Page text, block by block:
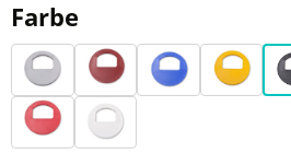
Farbe
Silber Dunkelrot
Blau Gelb
Rot Weiß